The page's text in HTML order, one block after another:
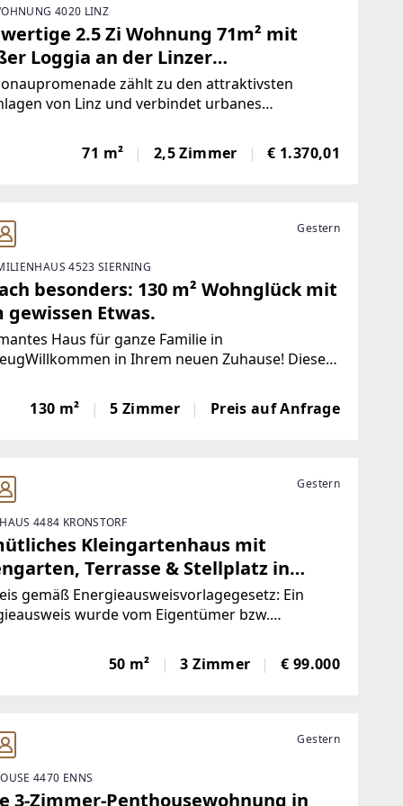
4020 LINZ
2.5 Zi Wohnung 71m² mit
Loggia an der Linzer
zählt zu den attraktivsten
von Linz und verbindet urbanes
gelegen, genießen Sie die Nähe zum
sowie zu weitläufigen Spazier- und
71 m² 2,5 Zimmer € 1.370,01
Gestern
4523 SIERNING
besonders: 130 m² Wohnglück mit
gewissen Etwas.
Haus für ganze Familie in
in Ihrem neuen Zuhause! Dieses
verbindet historischen Charme mit zeitgemäßem
– ideal für junge Familien, die sich ihren
130 m² 5 Zimmer Preis auf Anfrage
Gestern
4484 KRONSTORF
Kleingartenhaus mit
Terrasse & Stellplatz in
gemäß Energieausweisvorlagegesetz: Ein
wurde vom Eigentümer bzw.
Vorlagepflicht, sowie Aufforderung zu seiner
noch nicht vorgelegt. Daher gilt zumindest
50 m² 3 Zimmer € 99.000
Gestern
4470 ENNS
3-Zimmer-Penthousewohnung in